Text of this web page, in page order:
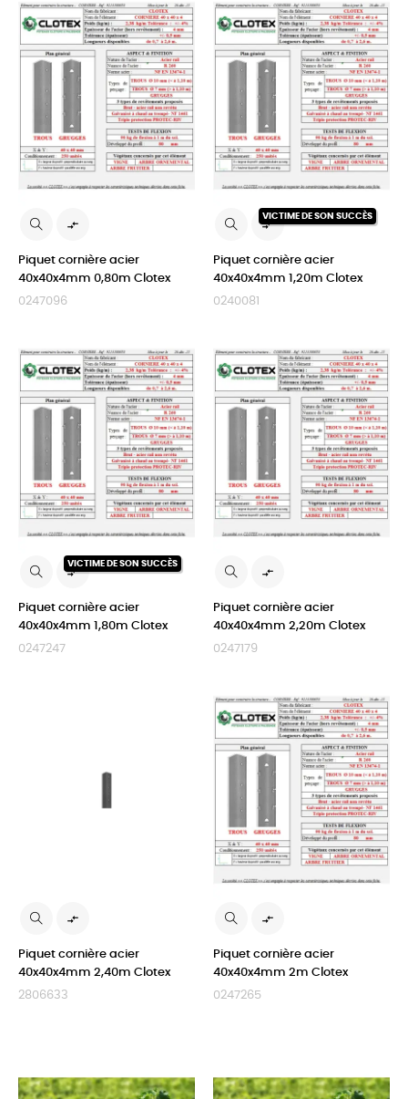

Piquet cornière acier
40x40x4mm 0,80m Clotex
0247096
VICTIME DE SON SUCCÈS

Piquet cornière acier
40x40x4mm 1,20m Clotex
0240081
VICTIME DE SON SUCCÈS

Piquet cornière acier
40x40x4mm 1,80m Clotex
0247247

Piquet cornière acier
40x40x4mm 2,20m Clotex
0247179

Piquet cornière acier
40x40x4mm 2,40m Clotex
2806633

Piquet cornière acier
40x40x4mm 2m Clotex
0247265